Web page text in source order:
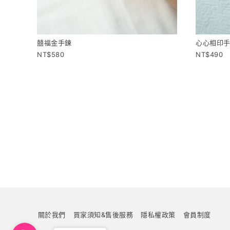
囍福金手鍊
580
心心相印
490
關於我們 買家須知&售後服務 隱私權政策 會員制度